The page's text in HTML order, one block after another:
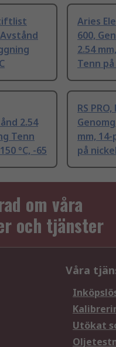
Aries
600,
2.54
Tenn på
2.54
Tenn
°C, -65
RS
mm,
på
om våra
och tjänster
Våra
Utökat